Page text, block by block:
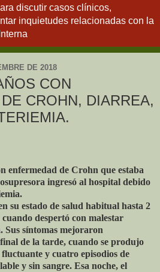
discutir casos clínicos,
inquietudes relacionadas con la
DE 2018
CON
CROHN, DIARREA,
enfermedad de Crohn que estaba
ingresó al hospital debido
su estado de salud habitual hasta 2
despertó con malestar
Sus síntomas mejoraron
de la tarde, cuando se produjo
y cuatro episodios de
y sin sangre. Esa noche, el